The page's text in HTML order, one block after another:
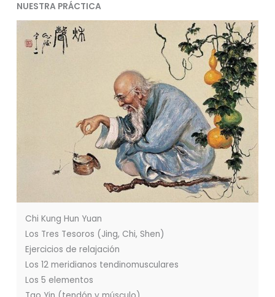
NUESTRA PRÁCTICA
Chi Kung Hun Yuan
Los Tres Tesoros (Jing, Chi, Shen)
Ejercicios de relajación
Los 12 meridianos tendinomusculares
Los 5 elementos